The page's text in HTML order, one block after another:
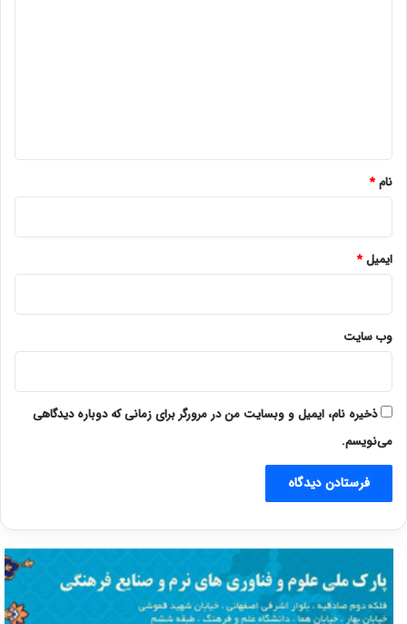
نام*
ایمیل*
وب‌ سایت
ذخیره نام، ایمیل و وبسایت من در مرورگر برای زمانی که دوباره دیدگاهی
می‌نویسم.